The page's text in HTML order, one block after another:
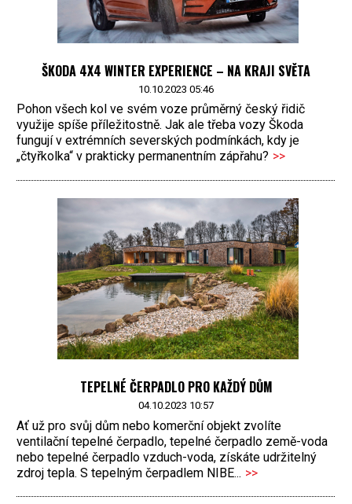
ŠKODA 4X4 WINTER EXPERIENCE – NA KRAJI SVĚTA
10.10.2023 05:46
Pohon všech kol ve svém voze průměrný český řidič
využije spíše příležitostně. Jak ale třeba vozy Škoda
fungují v extrémních severských podmínkách, kdy je
„čtyřkolka“ v prakticky permanentním zápřahu? >>
TEPELNÉ ČERPADLO PRO KAŽDÝ DŮM
04.10.2023 10:57
Ať už pro svůj dům nebo komerční objekt zvolíte
ventilační tepelné čerpadlo, tepelné čerpadlo země-voda
nebo tepelné čerpadlo vzduch-voda, získáte udržitelný
zdroj tepla. S tepelným čerpadlem NIBE... >>